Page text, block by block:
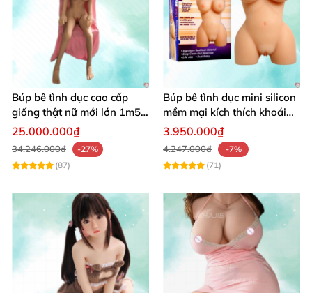
Búp bê tình dục cao cấp
giống thật nữ mới lớn 1m50
silicon
25.000.000₫
34.246.000₫
-27%
(87)
Búp bê tình dục mini silicon
mềm mại kích thích khoái
cảm cực đỉnh
3.950.000₫
4.247.000₫
-7%
(71)